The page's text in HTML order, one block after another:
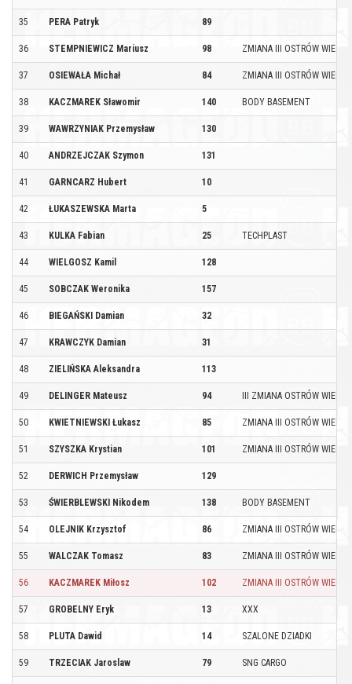
35 PERA Patryk 89
36 STEMPNIEWICZ Mariusz 98 ZMIANA III OSTRÓW
37 OSIEWAŁA Michał 84 ZMIANA III OSTRÓW
38 KACZMAREK Sławomir 140 BODY BASEMENT
39 WAWRZYNIAK Przemysław 130
40 ANDRZEJCZAK Szymon 131
41 GARNCARZ Hubert 10
42 ŁUKASZEWSKA Marta 5
43 KULKA Fabian 25 TECHPLAST
44 WIELGOSZ Kamil 128
45 SOBCZAK Weronika 157
46 BIEGAŃSKI Damian 32
47 KRAWCZYK Damian 31
48 ZIELIŃSKA Aleksandra 113
49 DELINGER Mateusz 94 III ZMIANA OSTRÓW
50 KWIETNIEWSKI Łukasz 85 ZMIANA III OSTRÓW
51 SZYSZKA Krystian 101 ZMIANA III OSTRÓW
52 DERWICH Przemysław 129
53 ŚWIERBLEWSKI Nikodem 138 BODY BASEMENT
54 OLEJNIK Krzysztof 86 ZMIANA III OSTRÓW
55 WALCZAK Tomasz 83 ZMIANA III OSTRÓW
56 KACZMAREK Miłosz 102 ZMIANA III OSTRÓW
57 GROBELNY Eryk 13 XXX
58 PLUTA Dawid 14 SZALONE DZIADKI
59 TRZECIAK Jaroslaw 79 SNG CARGO